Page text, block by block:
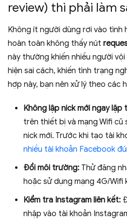
review) thì phải làm
Không ít người dùng rơi vào tình
hoàn toàn không thấy nút
này thường khiến nhiều người
hiện sai cách, khiến tình trạng
hợp này, bạn nên xử lý theo các
Không lập nick mới ngay lập
trên thiết bị và mạng Wifi
nick mới. Trước khi tạo tài
nhiều tài khoản Facebook
Đổi môi trường: Thử đăng
hoặc sử dụng mạng 4G/Wifi
Kiểm tra Instagram liên kết:
nhập vào tài khoản